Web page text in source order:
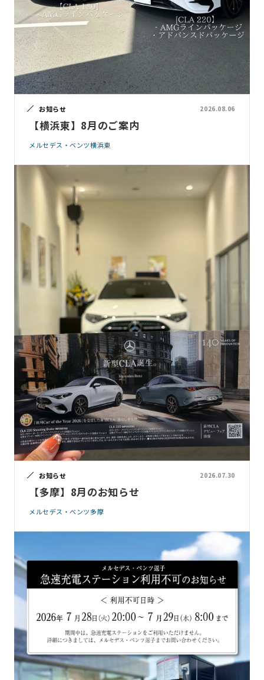
お知らせ 2026.08.06
【横浜東】8月のご案内
メルセデス・ベンツ横浜東
お知らせ 2026.07.30
【多摩】8月のお知らせ
メルセデス・ベンツ多摩